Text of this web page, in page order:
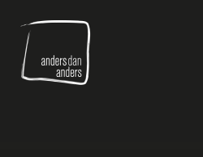
Anders
dan